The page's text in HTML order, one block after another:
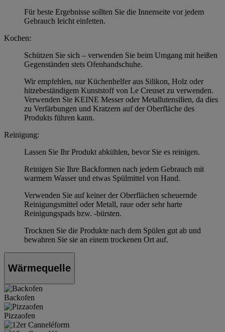
Für beste Ergebnisse sollten Sie die Innenseite vor jedem
Gebrauch leicht einfetten.
Kochen:
Schützen Sie sich – verwenden Sie beim Umgang mit heißen
Gegenständen stets Ofenhandschuhe.
Wir empfehlen, nur Küchenhelfer aus Silikon, Holz oder
hitzebeständigem Kunststoff von Le Creuset zu verwenden.
Verwenden Sie KEINE Messer oder Metallutensilien, da dies
zu Verfärbungen und Kratzern auf der Oberfläche des
Produkts führen kann.
Reinigung:
Lassen Sie Ihr Produkt abkühlen, bevor Sie es reinigen.
Reinigen Sie Ihre Backformen nach jedem Gebrauch mit
warmem Wasser und etwas Spülmittel von Hand.
Verwenden Sie auf keiner der Oberflächen scheuernde
Reinigungsmittel oder Metall, raue oder sehr harte
Reinigungspads bzw. -bürsten.
Trocknen Sie die Produkte nach dem Spülen gut ab und
bewahren Sie sie an einem trockenen Ort auf.
Wärmequelle
Backofen
Pizzaofen